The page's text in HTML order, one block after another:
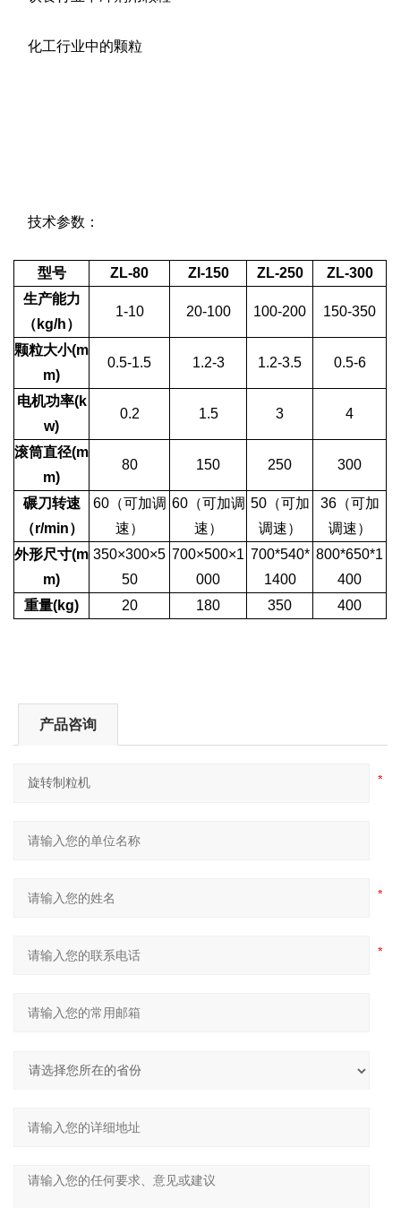
化工行业中的颗粒
技术参数：
型号 ZL-80 Zl-150 ZL-250
ZL-300
生产能力
（kg/h）
1-10 20-100 100-200 150-350
颗粒大小(m
m)
0.5-1.5 1.2-3 1.2-3.5 0.5-6
电机功率(k
w)
0.2 1.5 3 4
滚筒直径(m
m)
80 150 250 300
碾刀转速
（r/min）
60（可加调
速）
60（可加调
速）
50（可加
调速）
36（可加
调速）
外形尺寸(m
m)
350×300×5
50
700×500×1
000
700*540*
1400
800*650*1
400
重量(kg)
20 180 350 400
产品咨询